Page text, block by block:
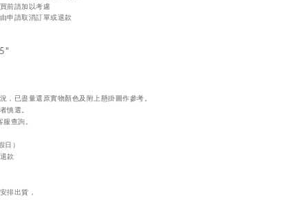
前請加以考慮
申請取消訂單或退款
， 已盡量還原實物顏色及附上懸掛圖作參考。
慎選。
查詢。
日）
款
排出貨，